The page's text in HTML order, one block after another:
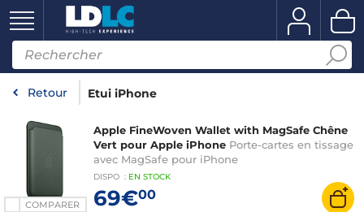
Retour Etui iPhone
COMPARER
Apple FineWoven Wallet with MagSafe Chêne
Vert pour Apple iPhone Porte-cartes en tissage
avec MagSafe pour iPhone
DISPO : EN STOCK
69€00